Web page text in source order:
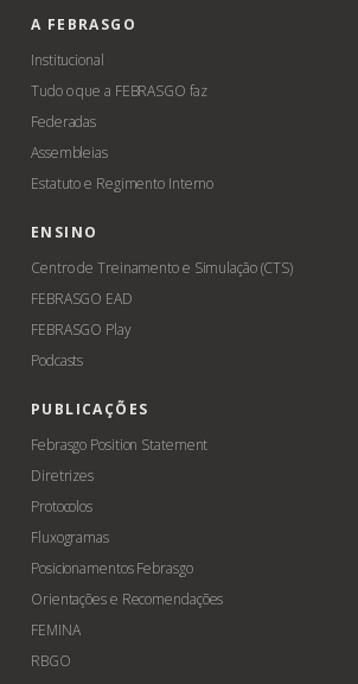
A FEBRASGO
Institucional
Tudo o que a FEBRASGO faz
Federadas
Assembleias
Estatuto e Regimento Interno
ENSINO
Centro de Treinamento e Simulação (CTS)
FEBRASGO EAD
FEBRASGO Play
Podcasts
PUBLICAÇÕES
Febrasgo Position Statement
Diretrizes
Protocolos
Fluxogramas
Posicionamentos Febrasgo
Orientações e Recomendações
FEMINA
RBGO